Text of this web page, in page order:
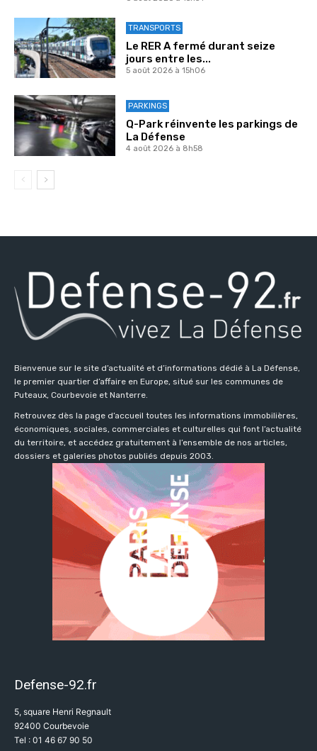
TRANSPORTS
Le RER A fermé durant seize
jours entre les...
5 août 2026 à 15h06
PARKINGS
Q-Park réinvente les parkings de
La Défense
4 août 2026 à 8h58
Bienvenue sur le site d’actualité et d’informations dédié à La Défense,
le premier quartier d’affaire en Europe, situé sur les communes de
Puteaux, Courbevoie et Nanterre.
Retrouvez dès la page d’accueil toutes les informations immobilières,
économiques, sociales, commerciales et culturelles qui font l’actualité
du territoire, et accédez gratuitement à l’ensemble de nos articles,
dossiers et galeries photos publiés depuis 2003.
Defense-92.fr
5, square Henri Regnault
92400 Courbevoie
Tel : 01 46 67 90 50